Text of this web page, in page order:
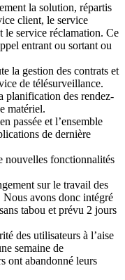
la solution, répartis
client, le service
le service réclamation. Ce
entrant ou sortant ou
la gestion des contrats et
de télésurveillance.
planification des rendez-
matériel.
passée et l’ensemble
de dernière
nouvelles fonctionnalités
sur le travail des
Nous avons donc intégré
tabou et prévu 2 jours
des utilisateurs à l’aise
semaine de
ont abandonné leurs